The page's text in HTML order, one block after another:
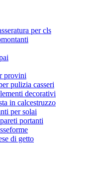
per cls
provini
pulizia casseri
decorativi
in calcestruzzo
per solai
portanti
di getto